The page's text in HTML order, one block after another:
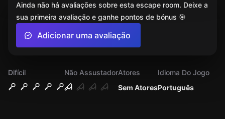
Difícil
Não Assustador
Sem Atores
Atores
Português
Idioma Do Jogo
Ainda não há avaliações sobre esta escape room. Deixe a
sua primeira avaliação e ganhe pontos de bónus 🎯
Adicionar uma avaliação